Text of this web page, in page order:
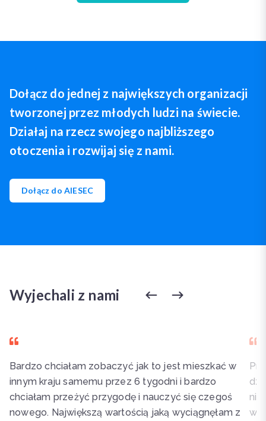
Dołącz do jednej z największych organizacji
tworzonej przez młodych ludzi na świecie.
Działaj na rzecz swojego najbliższego
otoczenia i rozwijaj się z nami.
Dołącz do AIESEC
Wyjechali z nami
Bardzo chciałam zobaczyć jak to jest mieszkać w
innym kraju samemu przez 6 tygodni i bardzo
chciałam przeżyć przygodę i nauczyć się czegoś
nowego. Największą wartością jaką wyciągnęłam z